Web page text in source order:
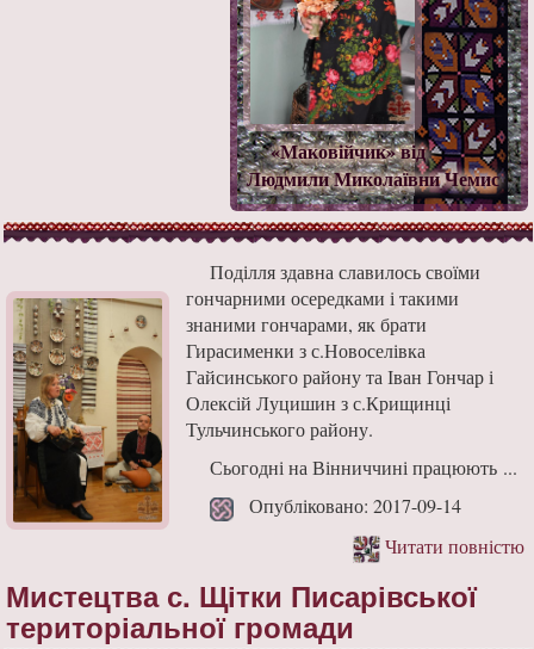
«Маковійчик» від
Людмили Миколаївни Чемис
Поділля здавна славилось своїми
гончарними осередками і такими
знаними гончарами, як брати
Гирасименки з с.Новоселівка
Гайсинського району та Іван Гончар і
Олексій Луцишин з с.Крищинці
Тульчинського району.
Сьогодні на Вінниччині працюють ...
Опубліковано: 2017-09-14
Читати повністю
Мистецтва с. Щітки Писарівської
територіальної громади